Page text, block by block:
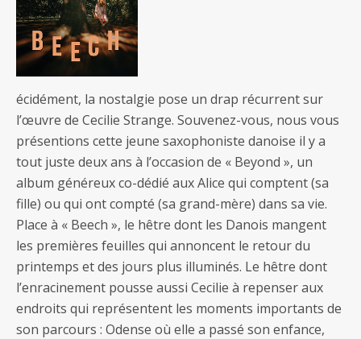
écidément, la nostalgie pose un drap récurrent sur
l’œuvre de Cecilie Strange. Souvenez-vous, nous vous
présentions cette jeune saxophoniste danoise il y a
tout juste deux ans à l’occasion de « Beyond », un
album généreux co-dédié aux Alice qui comptent (sa
fille) ou qui ont compté (sa grand-mère) dans sa vie.
Place à « Beech », le hêtre dont les Danois mangent
les premières feuilles qui annoncent le retour du
printemps et des jours plus illuminés. Le hêtre dont
l’enracinement pousse aussi Cecilie à repenser aux
endroits qui représentent les moments importants de
son parcours : Odense où elle a passé son enfance,